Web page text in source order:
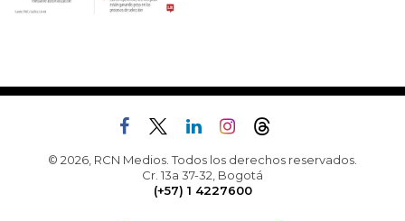
© 2026, RCN Medios. Todos los derechos reservados.
Cr. 13a 37-32, Bogotá
(+57) 1 4227600